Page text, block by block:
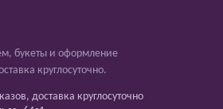
букеты и оформление
круглосуточно.
доставка круглосуточно